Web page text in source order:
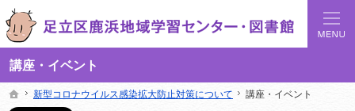
講座・イベント
足立区鹿浜地域学習センターでは地域の講座や施設をご案内しています。
足立区鹿浜地域学習センターや図書館の総合案内サイト
ホーム
新型コロナウイルス感染拡大防止対策について 講座・イベント
ホーム
新型コロナウイルス感染拡大防止対策について 講座・イベント